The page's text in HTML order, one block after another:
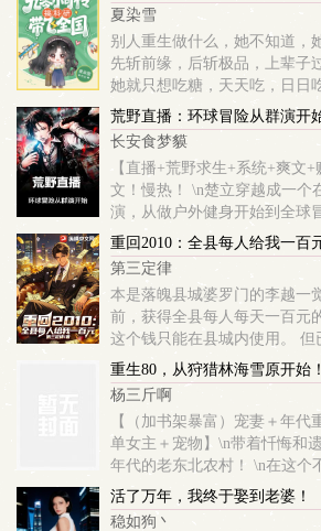
夏染雪
别人重生做什么，她不知道，
先斩前缘，后斩极品，上辈子
她就只想吃糖，天天吃，日日
拔剑，斩。 暗恋一个人是什么
溜溜的糖，而后又是一嘴的苦
荒野直播：环球冒险从群演开
长安食梦貘
【直播+荒野求生+系统+爽文
文！慢热！ \n楚立穿越成一个
演，从做户外健身开始到全球
国内一帮综艺明星领略什么叫
原，他曾和狗熊面贴面跳过一
重回2010：全县每人给我一百
第三定律
本是落魄县城婆罗门的李越一
前，获得全县每人每天一百元
这个钱只能在县城内使用。
想要逃离这个小县城，有能力
叫千湖县的日月换新天，摆脱
重生80，从狩猎林海雪原开始！
杨三斤啊
【（加书架暴富）宠妻＋年代
单女主＋宠物】\n带着忏悔和
年代的老东北农村！ \n在这个
留守妇女为了吃点好的就能和
资匮乏，但资源丰富，所谓棒
活了万年，我终于娶到老婆！
稳如狗丶